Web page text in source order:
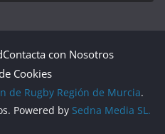
Contacta con Nosotros
Cookies
de Rugby Región de Murcia.
Powered by Sedna Media SL.